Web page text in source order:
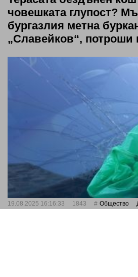
човешката глупост?
бургазлия метна
„Славейков“, потроши
19.08.2025 16:16:33 1843 Общество